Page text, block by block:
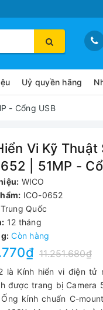
Uỷ quyền hãng
- Cổng USB
Vi Kỹ Thuật
| 51MP -
WICO
ICO-0652
Trung Quốc
12 tháng
Còn hàng
11.251.680₫
là Kính hiển vi điện tử
được trang bị Camera
Ống kính chuẩn C-